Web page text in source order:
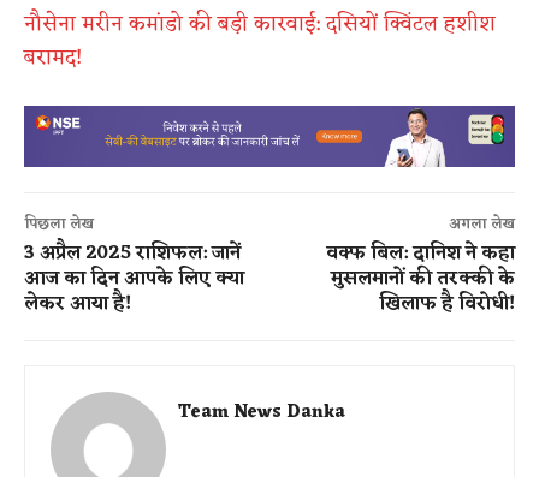
नौसेना मरीन कमांडो की बड़ी कारवाई: दसियों क्विंटल हशीश
बरामद!
पिछला लेख
3 अप्रैल 2025 राशिफल: जानें
आज का दिन आपके लिए क्या
लेकर आया है!
अगला लेख
वक्फ बिल: दानिश ने कहा
मुसलमानों की तरक्की के
खिलाफ है विरोधी!
Team News Danka